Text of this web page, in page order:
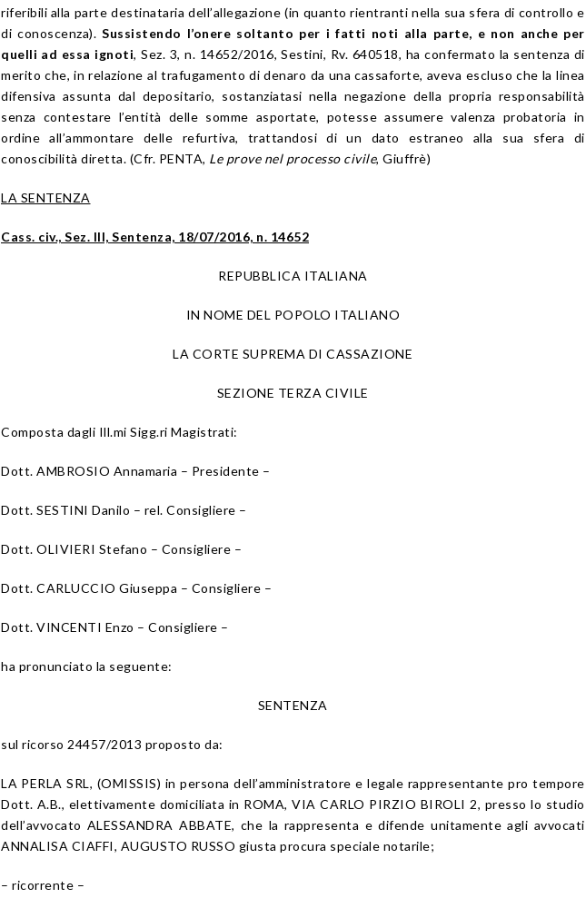
riferibili alla parte destinataria dell’allegazione (in quanto rientranti nella sua sfera di controllo e
di conoscenza). Sussistendo l’onere soltanto per i fatti noti alla parte, e non anche per
quelli ad essa ignoti, Sez. 3, n. 14652/2016, Sestini, Rv. 640518, ha confermato la sentenza di
merito che, in relazione al trafugamento di denaro da una cassaforte, aveva escluso che la linea
difensiva assunta dal depositario, sostanziatasi nella negazione della propria responsabilità
senza contestare l’entità delle somme asportate, potesse assumere valenza probatoria in
ordine all’ammontare delle refurtiva, trattandosi di un dato estraneo alla sua sfera di
conoscibilità diretta. (Cfr. PENTA, Le prove nel processo civile, Giuffrè)
LA SENTENZA
Cass. civ., Sez. III, Sentenza, 18/07/2016, n. 14652
REPUBBLICA ITALIANA
IN NOME DEL POPOLO ITALIANO
LA CORTE SUPREMA DI CASSAZIONE
SEZIONE TERZA CIVILE
Composta dagli Ill.mi Sigg.ri Magistrati:
Dott. AMBROSIO Annamaria – Presidente –
Dott. SESTINI Danilo – rel. Consigliere –
Dott. OLIVIERI Stefano – Consigliere –
Dott. CARLUCCIO Giuseppa – Consigliere –
Dott. VINCENTI Enzo – Consigliere –
ha pronunciato la seguente:
SENTENZA
sul ricorso 24457/2013 proposto da:
LA PERLA SRL, (OMISSIS) in persona dell’amministratore e legale rappresentante pro tempore
Dott. A.B., elettivamente domiciliata in ROMA, VIA CARLO PIRZIO BIROLI 2, presso lo studio
dell’avvocato ALESSANDRA ABBATE, che la rappresenta e difende unitamente agli avvocati
ANNALISA CIAFFI, AUGUSTO RUSSO giusta procura speciale notarile;
– ricorrente –